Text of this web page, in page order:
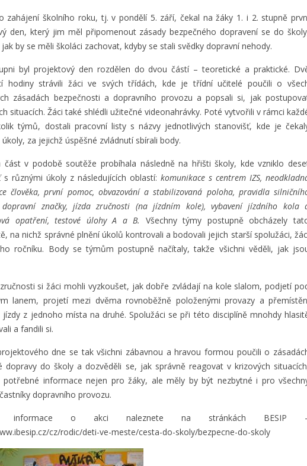
zahájení školního roku, tj. v pondělí 5. září, čekal na žáky 1. i 2. stupně
den, který jim měl připomenout zásady bezpečného dopravení se do
by se měli školáci zachovat, kdyby se stali svědky dopravní nehody.
byl projektový den rozdělen do dvou částí – teoretické a praktické.
hodiny strávili žáci ve svých třídách, kde je třídní učitelé poučili o
zásadách bezpečnosti a dopravního provozu a popsali si, jak
situacích. Žáci také shlédli užitečné videonahrávky. Poté vytvořili v rámci
týmů, dostali pracovní listy s názvy jednotlivých stanovišť, kde je
za jejichž úspěšné zvládnutí sbírali body.
část v podobě soutěže probíhala následně na hřišti školy, kde vzniklo
s různými úkoly z následujících oblastí: komunikace s centrem IZS,
člověka, první pomoc, obvazování a stabilizovaná poloha, pravidla
dopravní značky, jízda zručnosti (na jízdním kole), vybavení jízdního kola
opatření, testové úlohy A a B. Všechny týmy postupně obcházely
na nichž správné plnění úkolů kontrovali a bodovali jejich starší spolužáci,
ročníku. Body se týmům postupně načítaly, takže všichni věděli, jak
si žáci mohli vyzkoušet, jak dobře zvládají na kole slalom, podjetí
lanem, projetí mezi dvěma rovnoběžně položenými provazy a
jízdy z jednoho místa na druhé. Spolužáci se při této disciplíně mnohdy
a fandili si.
dne se tak všichni zábavnou a hravou formou poučili o
dopravy do školy a dozvěděli se, jak správně reagovat v krizových
informace nejen pro žáky, ale měly by být nezbytné i pro
dopravního provozu.
informace o akci naleznete na stránkách BESIP
cz/rodic/deti-ve-meste/cesta-do-skoly/bezpecne-do-skoly